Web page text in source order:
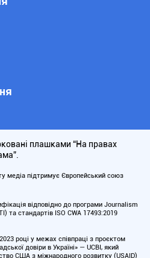
плашками “На правах
медіа підтримує Європейський союз
відповідно до програми Journalism
та стандартів ISO CWA 17493:2019
році у межах співпраці з проєктом
довіри в Україні» — UCBI, який
США з міжнародного розвитку (USAID)